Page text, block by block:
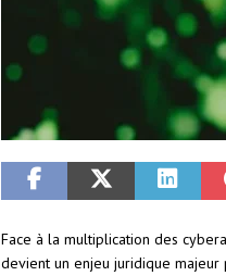
Face à la multiplication des
devient un enjeu juridique